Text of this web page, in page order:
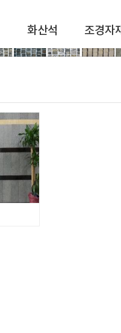
화산석 조경자